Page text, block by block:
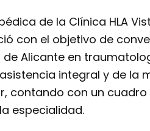
de la Clínica HLA
con el objetivo de
Alicante en
integral y de la
contando con un cuadro
especialidad.